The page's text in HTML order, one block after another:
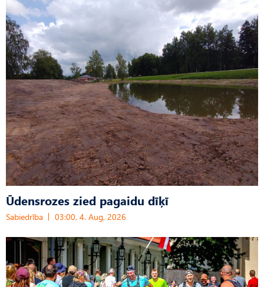
Ūdensrozes zied pagaidu dīķī
Sabiedrība 03:00, 4. Aug, 2026